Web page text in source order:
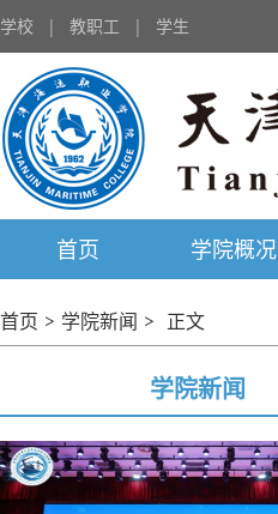
学校 | 教职工 | 学生
首页 学院概况
首页 > 学院新闻 > 正文
学院新闻